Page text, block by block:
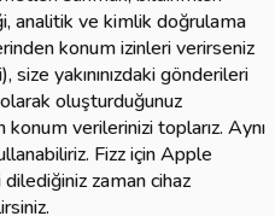
analitik ve kimlik doğrulama
konum izinleri verirseniz
yakınınızdaki gönderileri
oluşturduğunuz
verilerinizi toplarız. Aynı
Fizz için Apple
zaman cihaz